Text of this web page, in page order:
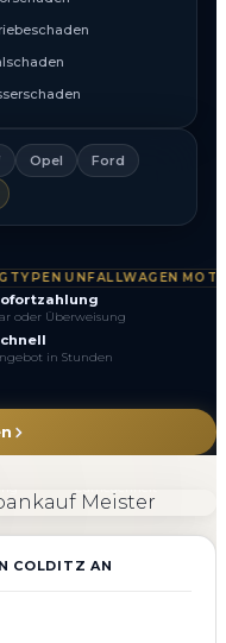
Opel
Ford
·UNFALLWAGEN·
oder Überweisung
in Stunden
COLDITZ AN